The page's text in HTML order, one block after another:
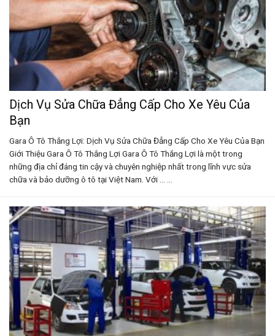
Dịch Vụ Sửa Chữa Đẳng Cấp Cho Xe Yêu Của
Bạn
Gara Ô Tô Thắng Lợi: Dịch Vụ Sửa Chữa Đẳng Cấp Cho Xe Yêu Của Bạn
Giới Thiệu Gara Ô Tô Thắng Lợi Gara Ô Tô Thắng Lợi là một trong
những địa chỉ đáng tin cậy và chuyên nghiệp nhất trong lĩnh vực sửa
chữa và bảo dưỡng ô tô tại Việt Nam. Với ... ...